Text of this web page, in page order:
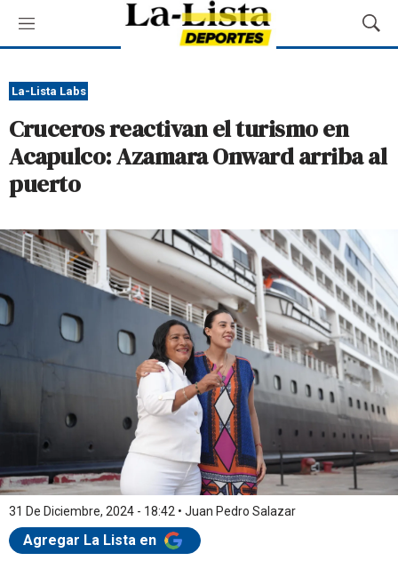
M
e
ú
M
o
B
e
d
a
La-Lista Labs
Cruceros reactivan el turismo en
Acapulco: Azamara Onward arriba al
puerto
31 De Diciembre, 2024 - 18:42 • Juan Pedro Salazar
Agregar La Lista en